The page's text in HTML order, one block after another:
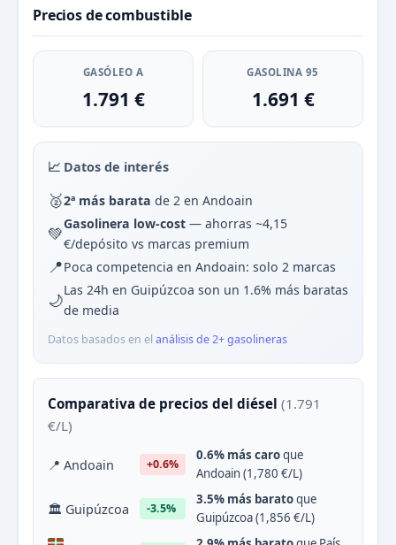
Precios de combustible
GASÓLEO A
1.791 €
GASOLINA 95
1.691 €
📈 Datos de interés
🥈2ª más barata de 2 en Andoain
💚Gasolinera low-cost — ahorras ~4,15
€/depósito vs marcas premium
📍Poca competencia en Andoain: solo 2 marcas
🌙Las 24h en Guipúzcoa son un 1.6% más baratas
de media
Datos basados en el análisis de 2+ gasolineras
Comparativa de precios del diésel (1.791
€/L)
📍 Andoain +0.6%
0.6% más caroque
Andoain (1,780 €/L)
🏛 Guipúzcoa -3.5%
3.5% más baratoque
Guipúzcoa (1,856 €/L)